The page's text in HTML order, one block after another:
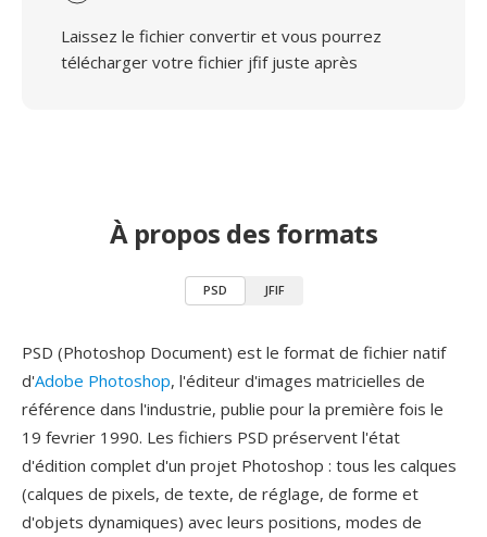
Laissez le fichier convertir et vous pourrez
télécharger votre fichier jfif juste après
À propos des formats
PSD JFIF
PSD (Photoshop Document) est le format de fichier natif
d'Adobe Photoshop, l'éditeur d'images matricielles de
référence dans l'industrie, publie pour la première fois le
19 fevrier 1990. Les fichiers PSD préservent l'état
d'édition complet d'un projet Photoshop : tous les calques
(calques de pixels, de texte, de réglage, de forme et
d'objets dynamiques) avec leurs positions, modes de